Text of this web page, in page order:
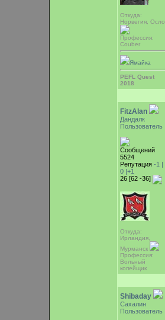
Откуда:
Норвегия, Осло
Профессия:
Couber
Ямайка
PEFL Quest
2018
FitzAlan
Дандалк
Пользователь
Сообщений
5524
Репутация -1 |
0 |+1
26 [62 -36]
Откуда:
Ирландия,
Мурманск
Профессия:
Вольный
копейщик
Shibaday
Сахалин
Пользователь